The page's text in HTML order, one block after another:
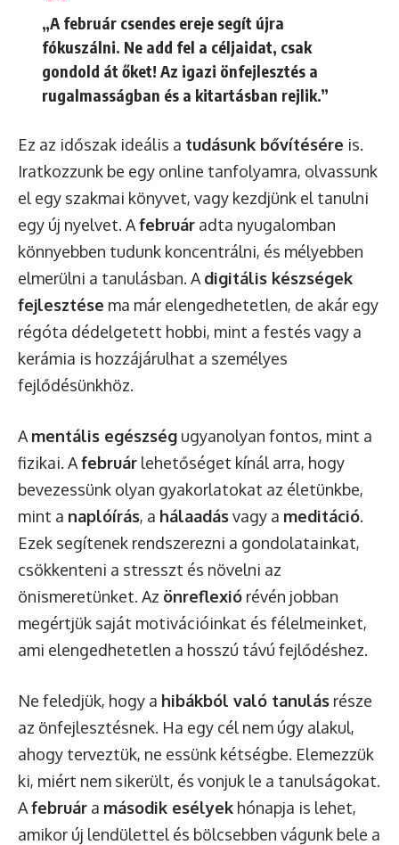
„A február csendes ereje segít újra
fókuszálni. Ne add fel a céljaidat, csak
gondold át őket! Az igazi önfejlesztés a
rugalmasságban és a kitartásban rejlik.”
Ez az időszak ideális a tudásunk bővítésére is.
Iratkozzunk be egy online tanfolyamra, olvassunk
el egy szakmai könyvet, vagy kezdjünk el tanulni
egy új nyelvet. Afebruár adta nyugalomban
könnyebben tudunk koncentrálni, és mélyebben
elmerülni a tanulásban. A digitális készségek
fejlesztése ma már elengedhetetlen, de akár egy
régóta dédelgetett hobbi, mint a festés vagy a
kerámia is hozzájárulhat a személyes
fejlődésünkhöz.
A mentális egészség ugyanolyan fontos, mint a
fizikai. Afebruár lehetőséget kínál arra, hogy
bevezessünk olyan gyakorlatokat az életünkbe,
mint a naplóírás, a hálaadásvagy a meditáció.
Ezek segítenek rendszerezni a gondolatainkat,
csökkenteni a stresszt és növelni az
önismeretünket. Az önreflexió révén jobban
megértjük saját motivációinkat és félelmeinket,
ami elengedhetetlen a hosszú távú fejlődéshez.
Ne feledjük, hogy a hibákból való tanulás része
az önfejlesztésnek. Ha egy cél nem úgy alakul,
ahogy terveztük, ne essünk kétségbe. Elemezzük
ki, miért nem sikerült, és vonjuk le a tanulságokat.
Afebruár a második esélyek hónapja is lehet,
amikor új lendülettel és bölcsebben vágunk bele a